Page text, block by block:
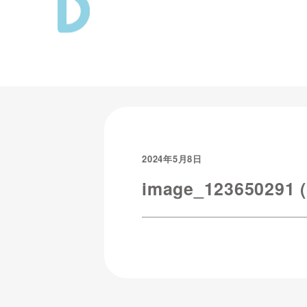
2024年5月8日
image_123650291